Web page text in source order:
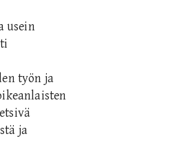
usein
työn ja
ja